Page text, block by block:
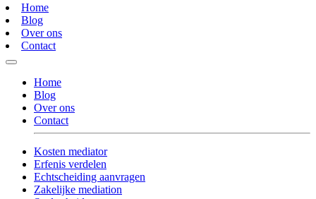
Home
Blog
Over ons
Contact
Home
Blog
Over ons
Contact
Kosten mediator
Erfenis verdelen
Echtscheiding aanvragen
Zakelijke mediation